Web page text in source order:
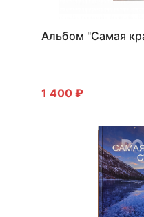
Альбом "Самая
1 400 ₽